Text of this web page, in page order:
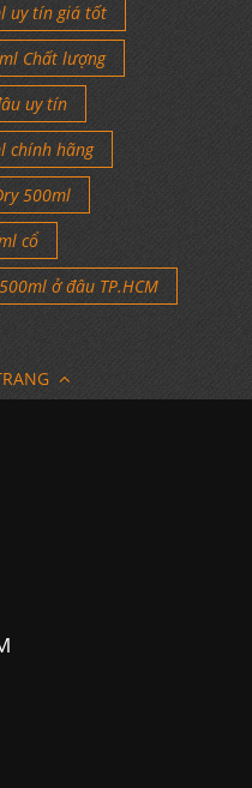
uy tín giá tốt
Chất lượng
uy tín
chính hãng
500ml
cổ
ở đâu TP.HCM